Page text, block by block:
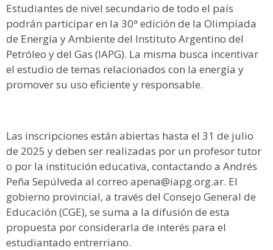
Estudiantes de nivel secundario de todo el país
podrán participar en la 30ª edición de la Olimpíada
de Energía y Ambiente del Instituto Argentino del
Petróleo y del Gas (IAPG). La misma busca incentivar
el estudio de temas relacionados con la energía y
promover su uso eficiente y responsable.
Las inscripciones están abiertas hasta el 31 de julio
de 2025 y deben ser realizadas por un profesor tutor
o por la institución educativa, contactando a Andrés
Peña Sepúlveda al correo apena@iapg.org.ar. El
gobierno provincial, a través del Consejo General de
Educación (CGE), se suma a la difusión de esta
propuesta por considerarla de interés para el
estudiantado entrerriano.